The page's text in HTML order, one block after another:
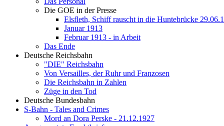
Die GOE in der Presse
Elsfleth, Schiff rauscht in die Huntebrücke
Januar 1913
Februar 1913 - in Arbeit
Das Ende
Deutsche Reichsbahn
"DIE" Reichsbahn
Von Versailles, der Ruhr und Franzosen
Die Reichsbahn in Zahlen
Züge in den Tod
Deutsche Bundesbahn
S-Bahn - Tales and Crimes
Mord an Dora Perske - 21.12.1927